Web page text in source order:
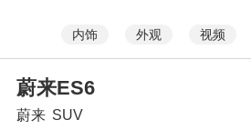
内饰 外观 视频
蔚来ES6
蔚来 SUV